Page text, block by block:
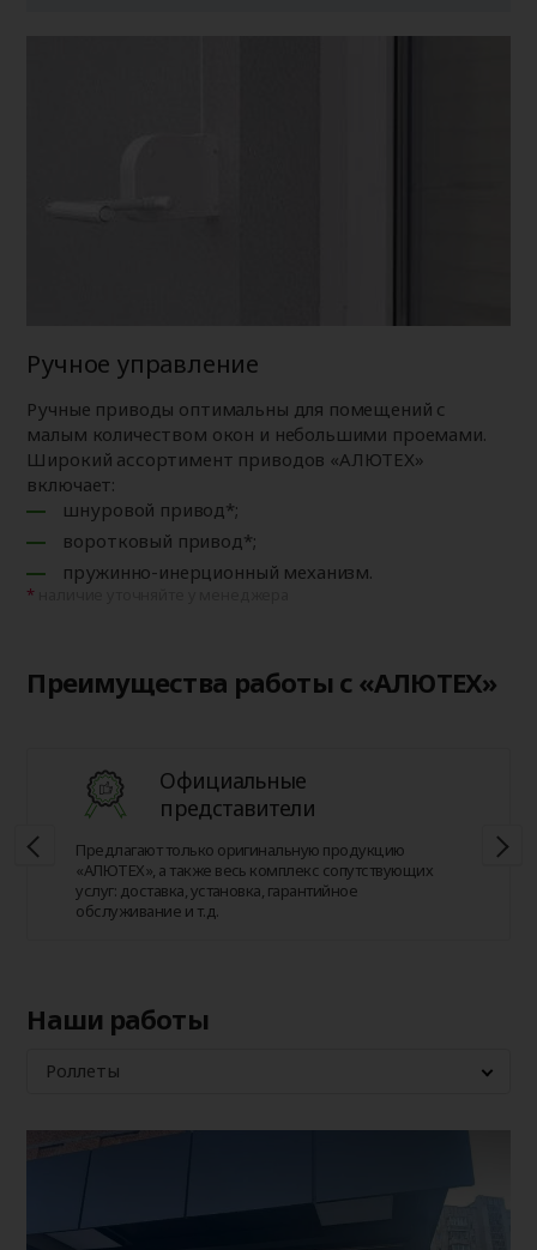
Ручное управление
Ручные приводы оптимальны для помещений с
малым количеством окон и небольшими проемами.
Широкий ассортимент приводов «АЛЮТЕХ»
включает:
шнуровой привод*;
воротковый привод*;
пружинно-инерционный механизм.
Преимущества работы с «АЛЮТЕХ»
Официальные
представители
Предлагают только оригинальную продукцию
«АЛЮТЕХ», а также весь комплекс сопутствующих
услуг: доставка, установка, гарантийное
обслуживание и т.д.
Наши работы
Роллеты